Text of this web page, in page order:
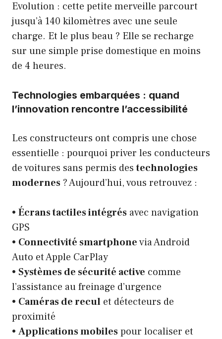
Evolution : cette petite merveille parcourt
jusqu’à 140 kilomètres avec une seule
charge. Et le plus beau ? Elle se recharge
sur une simple prise domestique en moins
de 4 heures.
Technologies embarquées : quand
l’innovation rencontre l’accessibilité
Les constructeurs ont compris une chose
essentielle : pourquoi priver les conducteurs
de voitures sans permis destechnologies
modernes ? Aujourd’hui, vous retrouvez :
• Écrans tactiles intégrés avec navigation
GPS
• Connectivité smartphonevia Android
Auto et Apple CarPlay
• Systèmes de sécurité active comme
l’assistance au freinage d’urgence
• Caméras de recul et détecteurs de
proximité
• Applications mobilespour localiser et